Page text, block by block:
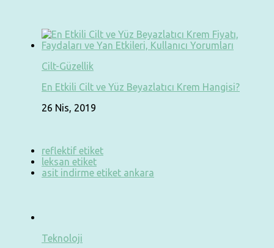
Cilt-Güzellik
En Etkili Cilt ve Yüz Beyazlatıcı Krem Hangisi?
26 Nis, 2019
reflektif etiket
leksan etiket
asit indirme etiket ankara
Teknoloji